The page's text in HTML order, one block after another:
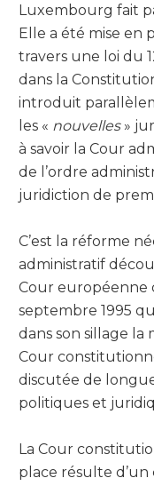
Luxembourg fait
Elle a été mise en
travers une loi du
dans la
introduit
les « nouvelles»
à savoir la Cour
de l’ordre
juridiction de
C’est la réforme
administratif
Cour européenne
septembre 1995
dans son sillage la
Cour
discutée de
politiques et
La Cour
place résulte d’un